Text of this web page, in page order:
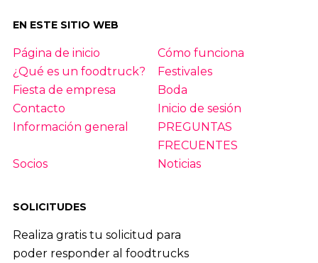
EN ESTE SITIO WEB
Página de inicio
Cómo funciona
¿Qué es un foodtruck?
Festivales
Fiesta de empresa
Boda
Contacto
Inicio de sesión
Información general
PREGUNTAS
FRECUENTES
Socios
Noticias
SOLICITUDES
Realiza gratis tu solicitud para
poder responder al foodtrucks